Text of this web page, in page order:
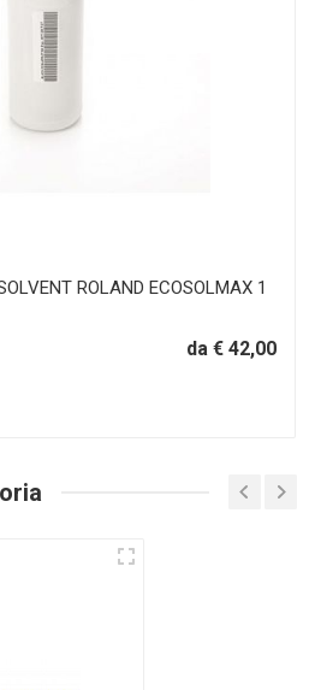
ROLAND ECOSOLMAX 1
da € 42,00